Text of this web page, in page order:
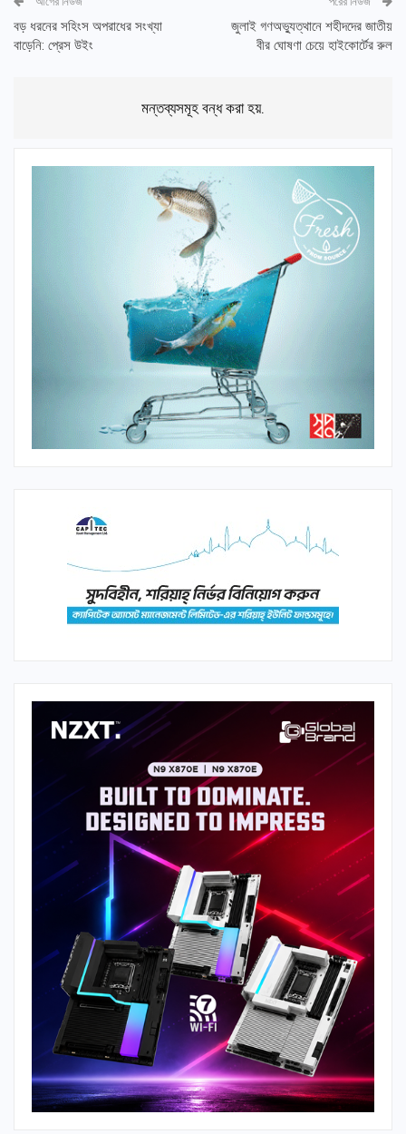
বড় ধরনের সহিংস অপরাধের সংখ্যা
বাড়েনি: প্রেস উইং
জুলাই গণঅভ্যুত্থানে শহীদদের জাতীয়
বীর ঘোষণা চেয়ে হাইকোর্টের রুল
মন্তব্যসমূহ বন্ধ করা হয়.